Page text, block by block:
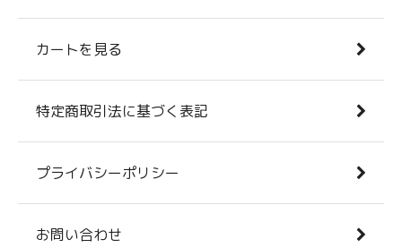
カートを見る
特定商取引法に基づく表記
プライバシーポリシー
お問い合わせ